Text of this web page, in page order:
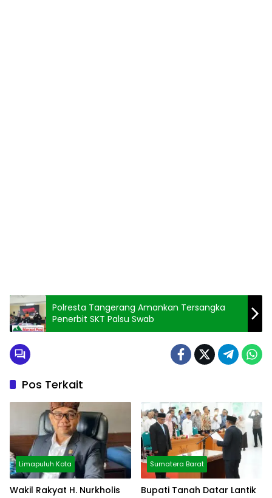
Polresta Tangerang Amankan Tersangka
Penerbit SKT Palsu Swab
Pos Terkait
Limapuluh Kota
Wakil Rakyat H. Nurkholis
Sumatera Barat
Bupati Tanah Datar Lantik